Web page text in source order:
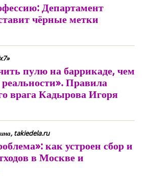
Департамент
чёрные метки
пулю на баррикаде, чем
Правила
врага Кадырова Игоря
takiedela.ru
как устроен сбор и
в Москве и